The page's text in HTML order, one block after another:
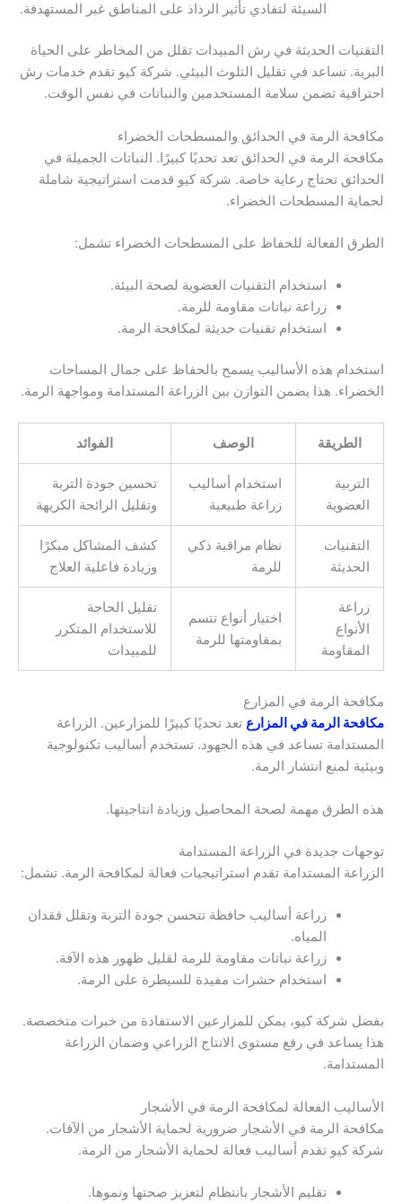
السيئة لتفادي تأثير الرذاذ على المناطق غير المستهدفة.
التقنيات الحديثة في رش المبيدات تقلل من المخاطر على الحياة
البرية. تساعد في تقليل التلوث البيئي. شركة كيو تقدم خدمات رش
احترافية تضمن سلامة المستخدمين والنباتات في نفس الوقت.
مكافحة الرمة في الحدائق والمسطحات الخضراء
مكافحة الرمة في الحدائق تعد تحديًا كبيرًا. النباتات الجميلة في
الحدائق تحتاج رعاية خاصة. شركة كيو قدمت استراتيجية شاملة
لحماية المسطحات الخضراء.
الطرق الفعالة للحفاظ على المسطحات الخضراء تشمل:
استخدام التقنيات العضوية لصحة البيئة.
زراعة نباتات مقاومة للرمة.
استخدام تقنيات حديثة لمكافحة الرمة.
استخدام هذه الأساليب يسمح بالحفاظ على جمال المساحات
الخضراء. هذا يضمن التوازن بين الزراعة المستدامة ومواجهة الرمة.
الطريقة الوصف الفوائد
التربية
العضوية
استخدام أساليب
زراعة طبيعية
تحسين جودة التربة
وتقليل الرائحة الكريهة
التقنيات
الحديثة
نظام مراقبة ذكي
للرمة
كشف المشاكل مبكرًا
وزيادة فاعلية العلاج
زراعة
الأنواع
المقاومة
اختيار أنواع تتسم
بمقاومتها للرمة
تقليل الحاجة
للاستخدام المتكرر
للمبيدات
مكافحة الرمة في المزارع
مكافحة الرمة في المزارع تعد تحديًا كبيرًا للمزارعين. الزراعة
المستدامة تساعد في هذه الجهود. تستخدم أساليب تكنولوجية
وبيئية لمنع انتشار الرمة.
هذه الطرق مهمة لصحة المحاصيل وزيادة انتاجيتها.
توجهات جديدة في الزراعة المستدامة
الزراعة المستدامة تقدم استراتيجيات فعالة لمكافحة الرمة. تشمل:
زراعة أساليب حافظة تتحسن جودة التربة وتقلل فقدان
المياه.
زراعة نباتات مقاومة للرمة لقليل ظهور هذه الآفة.
استخدام حشرات مفيدة للسيطرة على الرمة.
بفضل شركة كيو، يمكن للمزارعين الاستفادة من خبرات متخصصة.
هذا يساعد في رفع مستوى الانتاج الزراعي وضمان الزراعة
المستدامة.
الأساليب الفعالة لمكافحة الرمة في الأشجار
مكافحة الرمة في الأشجار ضرورية لحماية الأشجار من الآفات.
شركة كيو تقدم أساليب فعالة لحماية الأشجار من الرمة.
تقليم الأشجار بانتظام لتعزيز صحتها ونموها.